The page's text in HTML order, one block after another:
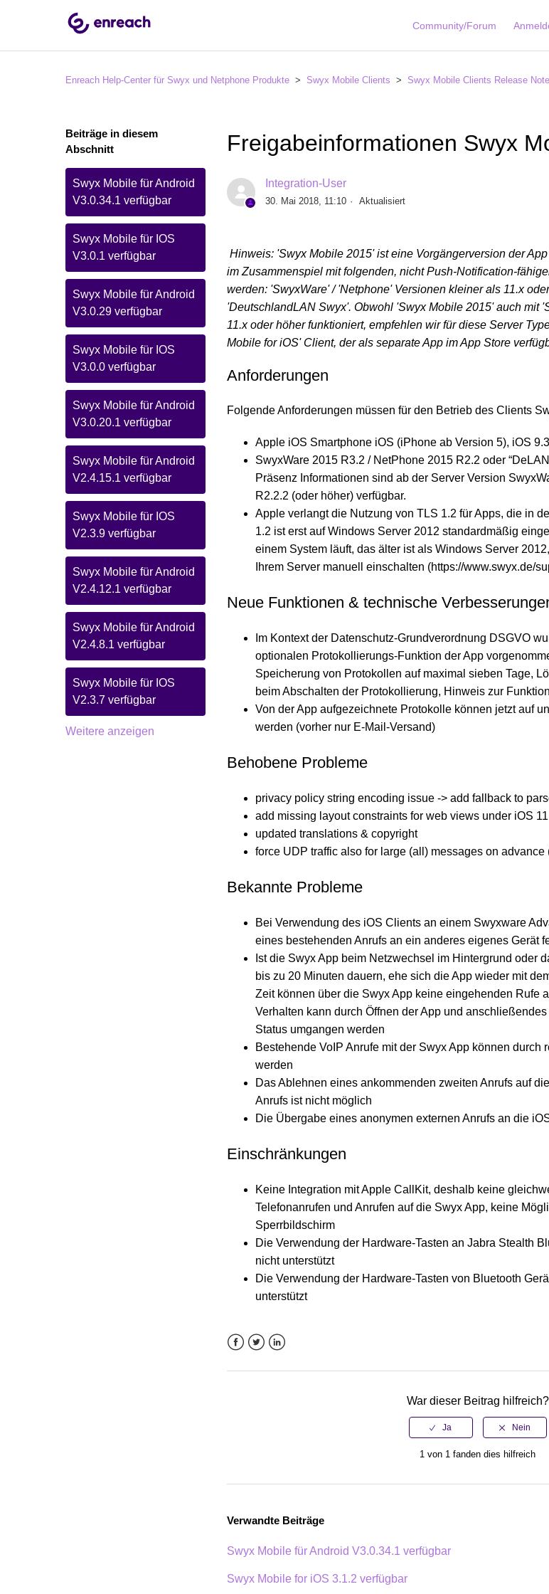
Community/Forum
Enreach Help-Center für Swyx und Netphone Produkte Swyx Mobile Clients Swyx Mobile Clients Release
Beiträge in diesem
Abschnitt
Swyx Mobile für Android
V3.0.34.1 verfügbar
Swyx Mobile für IOS
V3.0.1 verfügbar
Swyx Mobile für Android
V3.0.29 verfügbar
Swyx Mobile für IOS
V3.0.0 verfügbar
Swyx Mobile für Android
V3.0.20.1 verfügbar
Swyx Mobile für Android
V2.4.15.1 verfügbar
Swyx Mobile für IOS
V2.3.9 verfügbar
Swyx Mobile für Android
V2.4.12.1 verfügbar
Swyx Mobile für Android
V2.4.8.1 verfügbar
Swyx Mobile für IOS
V2.3.7 verfügbar
Weitere anzeigen
Freigabeinformationen Swyx
Integration-User
30. Mai 2018, 11:10 Aktualisiert
Hinweis: 'Swyx Mobile 2015' ist eine Vorgängerversion der
im Zusammenspiel mit folgenden, nicht Push-Notification-
werden: 'SwyxWare' / 'Netphone' Versionen kleiner als 11.x
'DeutschlandLAN Swyx'. Obwohl 'Swyx Mobile 2015' auch mit
11.x oder höher funktioniert, empfehlen wir für diese Server
Mobile for iOS' Client, der als separate App im App Store
Anforderungen
Folgende Anforderungen müssen für den Betrieb des Clients
Apple iOS Smartphone iOS (iPhone ab Version 5), iOS
SwyxWare 2015 R3.2 / NetPhone 2015 R2.2 oder
Präsenz Informationen sind ab der Server Version
R2.2.2 (oder höher) verfügbar.
Apple verlangt die Nutzung von TLS 1.2 für Apps, die in
1.2 ist erst auf Windows Server 2012 standardmäßig
einem System läuft, das älter ist als Windows Server
Ihrem Server manuell einschalten (https://www.swyx.de/
Neue Funktionen & technische
Im Kontext der Datenschutz-Grundverordnung DSGVO
optionalen Protokollierungs-Funktion der App
Speicherung von Protokollen auf maximal sieben Tage,
beim Abschalten der Protokollierung, Hinweis zur
Von der App aufgezeichnete Protokolle können jetzt auf
werden (vorher nur E-Mail-Versand)
Behobene Probleme
privacy policy string encoding issue -> add fallback to
add missing layout constraints for web views under iOS 11
updated translations & copyright
force UDP traffic also for large (all) messages on
Bekannte Probleme
Bei Verwendung des iOS Clients an einem Swyxware
eines bestehenden Anrufs an ein anderes eigenes Gerät
Ist die Swyx App beim Netzwechsel im Hintergrund oder
bis zu 20 Minuten dauern, ehe sich die App wieder mit
Zeit können über die Swyx App keine eingehenden Rufe
Verhalten kann durch Öffnen der App und
Status umgangen werden
Bestehende VoIP Anrufe mit der Swyx App können durch
werden
Das Ablehnen eines ankommenden zweiten Anrufs auf
Anrufs ist nicht möglich
Die Übergabe eines anonymen externen Anrufs an die
Einschränkungen
Keine Integration mit Apple CallKit, deshalb keine
Telefonanrufen und Anrufen auf die Swyx App, keine
Sperrbildschirm
Die Verwendung der Hardware-Tasten an Jabra Stealth
nicht unterstützt
Die Verwendung der Hardware-Tasten von Bluetooth
unterstützt
War dieser Beitrag hilfreich?
1 von 1 fanden dies hilfreich
Verwandte Beiträge
Swyx Mobile für Android V3.0.34.1 verfügbar
Swyx Mobile for iOS 3.1.2 verfügbar